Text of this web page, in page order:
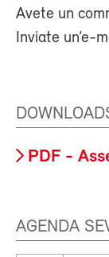
Avete un
Inviate un’e-
PDF -
AGENDA